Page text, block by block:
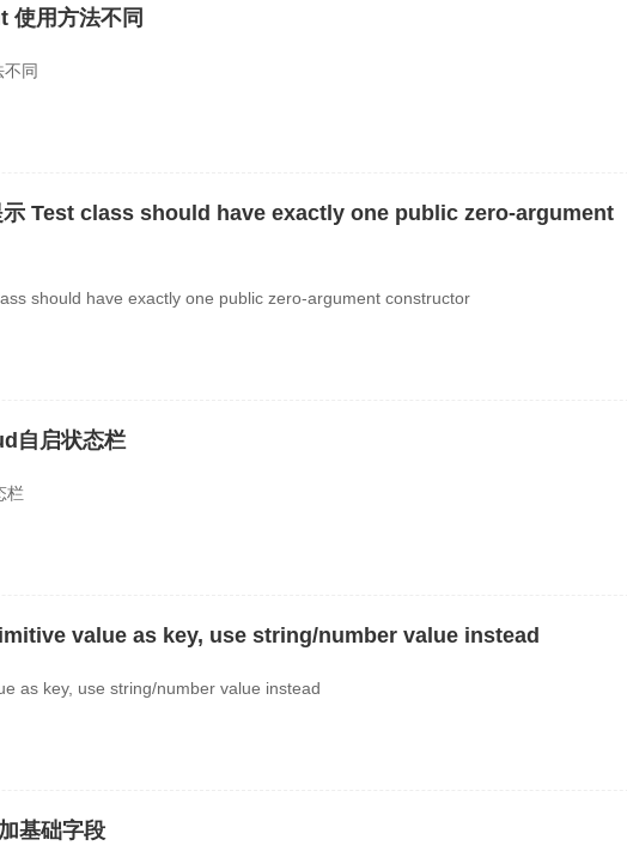
使用方法不同
同
Test class should have exactly one public zero-argument
should have exactly one public zero-argument constructor
自启状态栏
栏
value as key, use string/number value instead
as key, use string/number value instead
基础字段